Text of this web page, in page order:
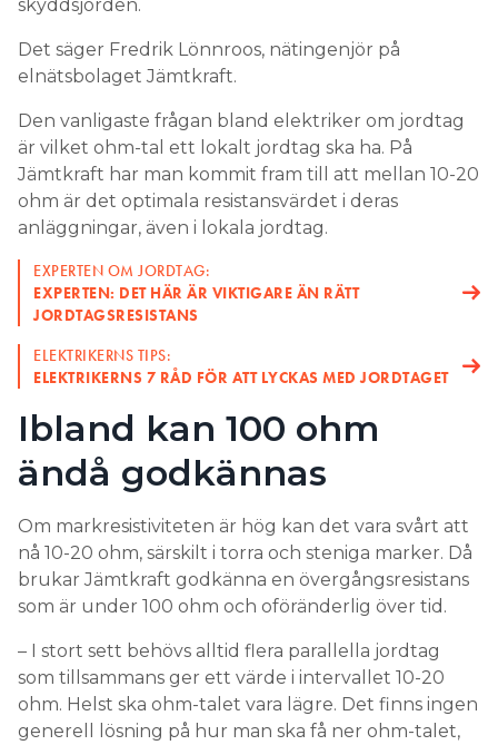
skyddsjorden.
Det säger Fredrik Lönnroos, nätingenjör på
elnätsbolaget Jämtkraft.
Den vanligaste frågan bland elektriker om jordtag
är vilket ohm-tal ett lokalt jordtag ska ha. På
Jämtkraft har man kommit fram till att mellan 10-20
ohm är det optimala resistansvärdet i deras
anläggningar, även i lokala jordtag.
EXPERTEN OM JORDTAG:
EXPERTEN: DET HÄR ÄR VIKTIGARE ÄN RÄTT
JORDTAGSRESISTANS
ELEKTRIKERNS TIPS:
ELEKTRIKERNS 7 RÅD FÖR ATT LYCKAS MED JORDTAGET
Ibland kan 100 ohm
ändå godkännas
Om markresistiviteten är hög kan det vara svårt att
nå 10-20 ohm, särskilt i torra och steniga marker. Då
brukar Jämtkraft godkänna en övergångsresistans
som är under 100 ohm och oföränderlig över tid.
– I stort sett behövs alltid flera parallella jordtag
som tillsammans ger ett värde i intervallet 10-20
ohm. Helst ska ohm-talet vara lägre. Det finns ingen
generell lösning på hur man ska få ner ohm-talet,